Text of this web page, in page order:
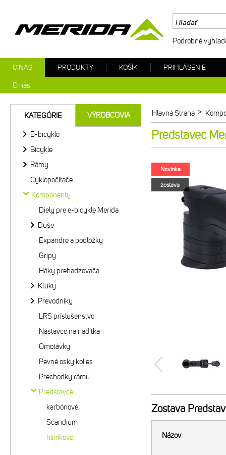
Hlavná Strana >
Predstavec
Novinka
zostava
Zostava
Názov
KATEGÓRIE VÝROBCOVIA
E-bicykle
Bicykle
Rámy
Cyklopočítače
Komponenty
Diely pre e-bicykle Merida
Duše
Expandre a podložky
Gripy
Háky prehadzovača
Kľuky
Prevodníky
LRS príslušenstvo
Nástavce na riadítka
Omotávky
Pevné osky kolies
Prechodky rámu
Predstavce
karbónové
Scandium
hliníkové
Podrobné
O NÁS
O nás
PRODUKTY KOŠÍK PRIHLÁSENIE